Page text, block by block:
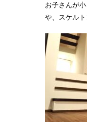
お子さんが
や、スケル